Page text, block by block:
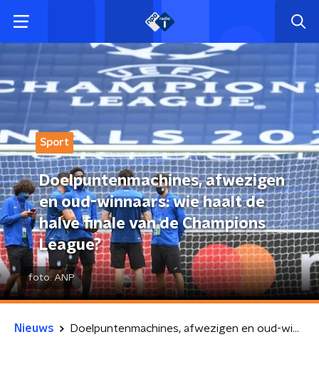
Sport
Doelpuntenmachines, afwezigen
en oud-winnaars: wie haalt de
halve finale van de Champions
League?
foto:ANP
Nieuws Doelpuntenmachines, afwezigen en oud-winnaars: wie haalt de halve finale van de Champions League?